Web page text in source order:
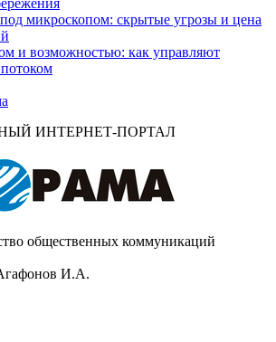
микроскопом: скрытые угрозы и цена
и возможностью: как управляют
ИНТЕРНЕТ-ПОРТАЛ
общественных коммуникаций
И.А.